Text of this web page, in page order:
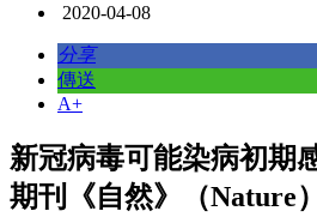
2020-04-08
分享
傳送
A+
新冠病毒可能染病初期
期刊《自然》（Nature